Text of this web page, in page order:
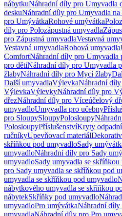
nábytkuNáhradní díly pro Umyvadla
deskuNáhradní díly pro Umyvadla na
pro UmývátkaRohové umývátka
díly pro Polozápustná umyvadla
pro Zápustná umyvadlaVestavná
Vestavná umyvadlaRohová umyvadla
ComfortNáhradní díly pro Umyvadla
pro dětiNáhradní díly pro Umyvadla
žlabyNáhradní díly pro Mycí žlaby
Další umyvadlaVýlevkaNáhradní
VýlevkaVýlevkyNáhradní díly pro
dřezNáhradní díly pro Víceúčelový
umyvadloUmyvadla pro učebny
pro SloupySloupyPolosloupy
PolosloupyPříslušenstvíKryty
ručníkyUpevňovací materiál
skříňkou pod umyvadloSady
umyvadloNáhradní díly pro Sady
umyvadloSady umyvadla se
pro Sady umyvadla se skříňkou pod
umyvadla se skříňkou pod umyvadlo
nábytkového umyvadla se skříňkou
nábytekSkříňky pod umyvadlo
umyvadloPro umývátkaNáhradní díly
umyvadlaNáhradní díly pro Pro